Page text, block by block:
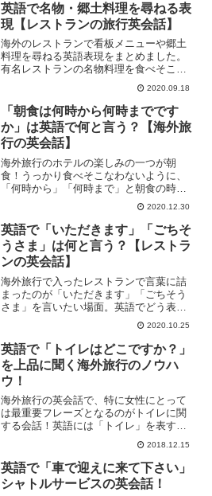
英語で名物・郷土料理を尋ねる表
現【レストランの旅行英会話】
海外のレストランで看板メニューや郷土
料理を尋ねる英語表現をまとめました。
有名レストランの名物料理を食べそこね
ないようにしっかり覚えておきましょ
2020.09.18
「朝食は何時から何時までです
か」は英語で何と言う？【海外旅
行の英会話】
海外旅行のホテルの楽しみの一つが朝
食！うっかり食べそこなわないように、
「何時から」「何時まで」と朝食の時間
を英語で尋ねる表現を覚えておきましょ
2020.12.30
英語で「いただきます」「ごちそ
うさま」は何と言う？【レストラ
ンの英会話】
海外旅行で入ったレストランで言葉に詰
まったのが「いただきます」「ごちそう
さま」を言いたい場面。英語でどう表現
すればよいかまとめてみました。2020.10.25
英語で「トイレはどこですか？」
を上品に聞く海外旅行のノウハ
ウ！
海外旅行の英会話で、特に女性にとって
は最重要フレーズとなるのがトイレに関
する会話！英語には「トイレ」を表す言
葉がたくさんありますが、海外旅行中に
一番品よく使える単語はどれ？
2018.12.15
英語で「車で迎えに来て下さい」
シャトルサービスの英会話！